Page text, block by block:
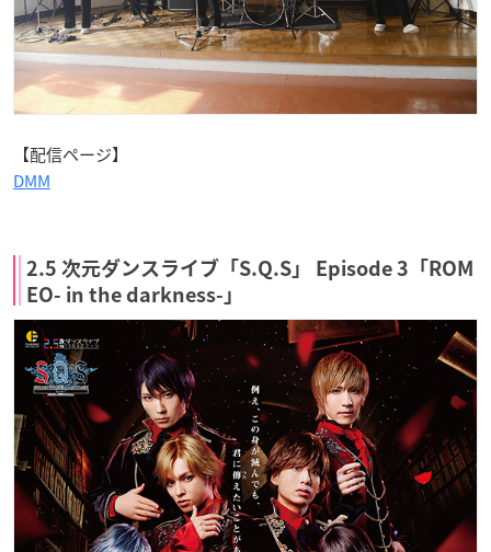
【配信ページ】
DMM
2.5 次元ダンスライブ「S.Q.S」 Episode 3「ROM
EO- in the darkness-」